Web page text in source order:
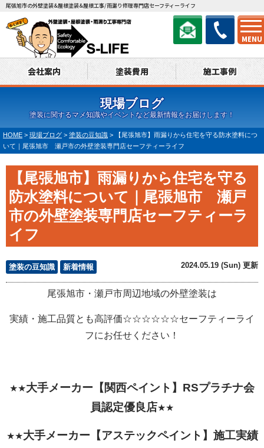
MENU
尾張旭市の外壁塗装&屋根塗装&屋根工事/雨漏り修理専門店セーフティーライフ
会社案内 塗装費用 施工事例
現場ブログ
塗装に関するマメ知識やイベントなど最新情報をお届けします！
HOME > 現場ブログ > 塗装の豆知識 >
【尾張旭市】雨漏りから住宅を守る防水塗料につ
いて｜尾張旭市 瀬戸市の外壁塗装専門店セーフティーライフ
【尾張旭市】雨漏りから住宅を守る
防水塗料について｜尾張旭市 瀬戸
市の外壁塗装専門店セーフティーラ
イフ
塗装の豆知識 新着情報 2024.05.19 (Sun) 更新
尾張旭市・瀬戸市周辺地域の外壁塗装は
実績・施工品質とも高評価☆☆☆☆☆☆セーフティーライ
フにお任せください！
★★大手メーカー【関西ペイント】RSプラチナ会
員認定優良店★★
★★大手メーカー【アステックペイント】施工実績